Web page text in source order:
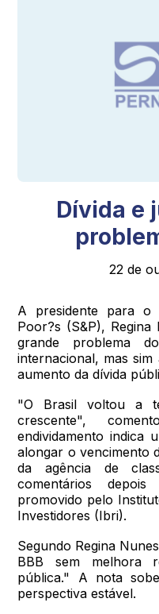
Dívida e
22 de
A presidente para o
Poor?s (S&P),
grande problema
internacional, mas sim
aumento da dívida
"O Brasil voltou a
crescente",
endividamento indica
alongar o vencimento
da agência de
comentários
promovido pelo
Investidores (Ibri).
Segundo Regina
BBB sem melhora
pública." A nota
perspectiva estável.